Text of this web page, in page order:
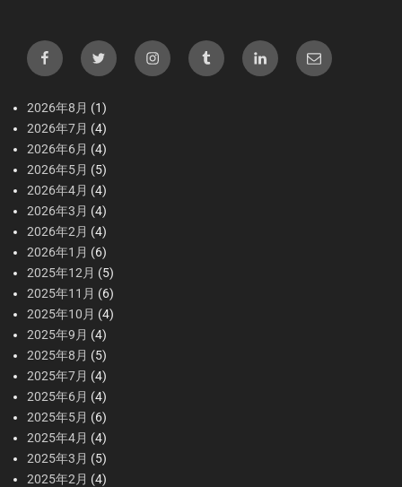
FacebookX（Twitter）Instagramtumblr LInkedIn メ
ー
2026年8月 (1)
2026年7月 (4)
2026年6月 (4)
2026年5月 (5)
2026年4月 (4)
2026年3月 (4)
2026年2月 (4)
2026年1月 (6)
2025年12月 (5)
2025年11月 (6)
2025年10月 (4)
2025年9月 (4)
2025年8月 (5)
2025年7月 (4)
2025年6月 (4)
2025年5月 (6)
2025年4月 (4)
2025年3月 (5)
2025年2月 (4)